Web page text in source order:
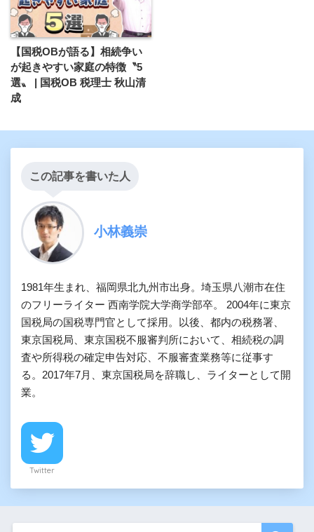
【国税OBが語る】相続争い
が起きやすい家庭の特徴〝5
選〟 | 国税OB 税理士 秋山清
成
この記事を書いた人
小林義崇
1981年生まれ、福岡県北九州市出身。埼玉県八潮市在住
のフリーライター 西南学院大学商学部卒。 2004年に東京
国税局の国税専門官として採用。以後、都内の税務署、
東京国税局、東京国税不服審判所において、相続税の調
査や所得税の確定申告対応、不服審査業務等に従事す
る。2017年7月、東京国税局を辞職し、ライターとして開
業。
Twitter